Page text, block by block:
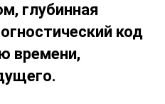
глубинная
код
времени,